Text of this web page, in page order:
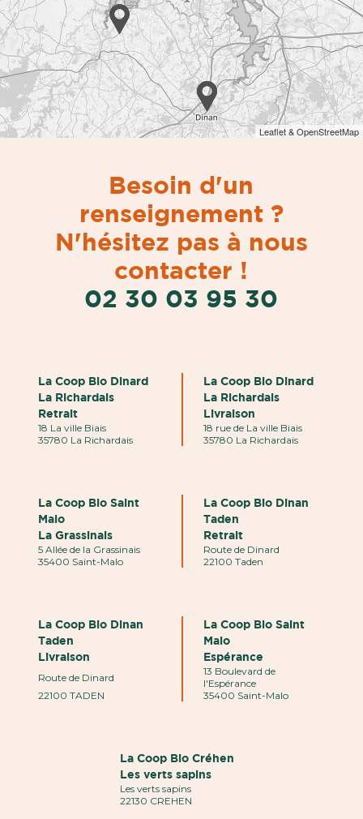
Besoin d'un
renseignement ?
N'hésitez pas à nous
contacter !
02 30 03 95 30
La Coop Bio Dinard
La Richardais
Retrait
18 La ville Biais
35780 La Richardais
La Coop Bio Dinard
La Richardais
Livraison
18 rue de La ville Biais
35780 La Richardais
La Coop Bio Saint
Malo
La Grassinais
5 Allée de la Grassinais
35400 Saint-Malo
La Coop Bio Dinan
Taden
Retrait
Route de Dinard
22100 Taden
La Coop Bio Dinan
Taden
Livraison
Route de Dinard
22100 TADEN
La Coop Bio Saint
Malo
Espérance
13 Boulevard de
l'Espérance
35400 Saint-Malo
La Coop Bio Créhen
Les verts sapins
Les verts sapins
22130 CREHEN
Leaflet & OpenStreetMap